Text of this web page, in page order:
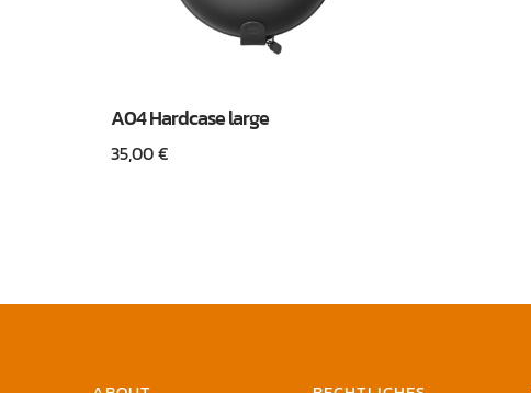
A04 Hardcase large
35,00€